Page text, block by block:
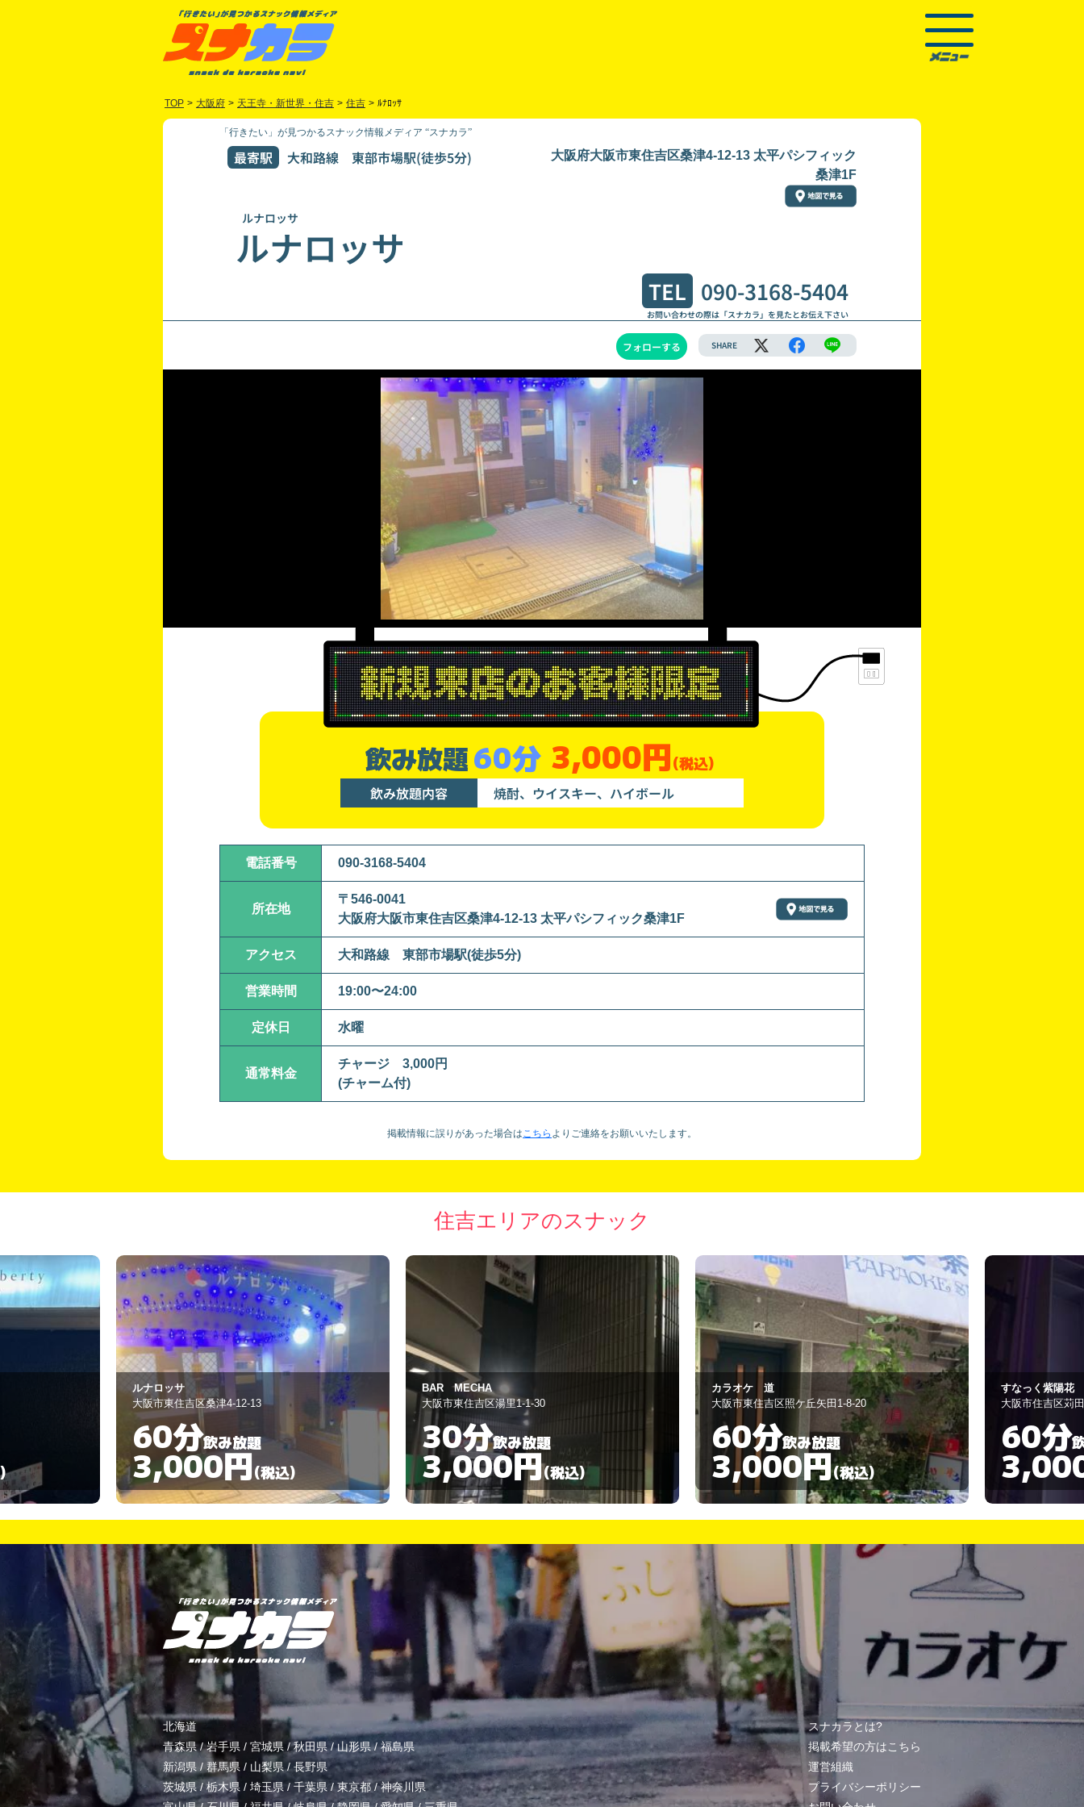
TOP > 大阪府 > 天王寺・新世界・住吉 > 住吉 > ﾙﾅﾛｯｻ
「行きたい」が見つかるスナック情報メディア “スナカラ”
最寄駅 大和路線 東部市場駅(徒歩5分)
大阪府大阪市東住吉区桑津4-12-13 太平パシフィック
桑津1F
ルナロッサ
ルナロッサ
TEL 090-3168-5404
お問い合わせの際は「スナカラ」を見たとお伝え下さい
フォローする SHARE
飲み放題60分 3,000円(税込)
飲み放題内容 焼酎、ウイスキー、ハイボール
電話番号 090-3168-5404
所在地
〒546-0041
大阪府大阪市東住吉区桑津4-12-13 太平パシフィック桑津1F
アクセス 大和路線 東部市場駅(徒歩5分)
営業時間 19:00〜24:00
定休日 水曜
通常料金
チャージ 3,000円
(チャーム付)
掲載情報に誤りがあった場合はこちら より ご連絡をお願いいたします。
住吉エリアのスナック
BAR MECHA
大阪市東住吉区湯里1-1-30
30分飲み放題
3,000円(税込)
カラオケ 道
大阪市東住吉区照ケ丘矢田1-8-20
60分飲み放題
3,000円(税込)
すなっく紫陽花
大阪市住吉区苅田5-5-18
60分飲み放題
3,000円(税込)
Jewel a Road
大阪市住吉区長
無制
北海道
青森県/岩手県 / 宮城県 /秋田県 /山形県/福島県
新潟県 / 群馬県 / 山梨県/長野県
茨城県 / 栃木県 / 埼玉県/ 千葉県 /東京都/神奈川県
スナカラとは?
掲載希望の方はこちら
運営組織
プライバシーポリシー